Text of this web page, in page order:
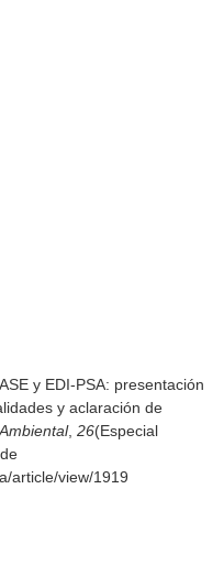
y EDI-PSA: presentación
y aclaración de
, 26(Especial
article/view/1919